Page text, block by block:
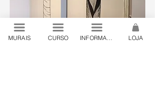
MURAIS CURSO LOJA